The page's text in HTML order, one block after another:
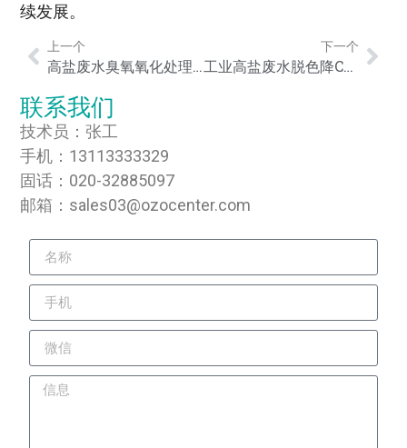
续发展。
上一个
高盐废水臭氧氧化处理工艺详解：技术难点、工艺流程与达标解决方案
下一个
工业高盐废水脱色降COD臭氧处理方法：工艺原理、参数优化与达标方案
联系我们
技术员：张工
手机：13113333329
固话：020-32885097
邮箱：sales03@ozocenter.com